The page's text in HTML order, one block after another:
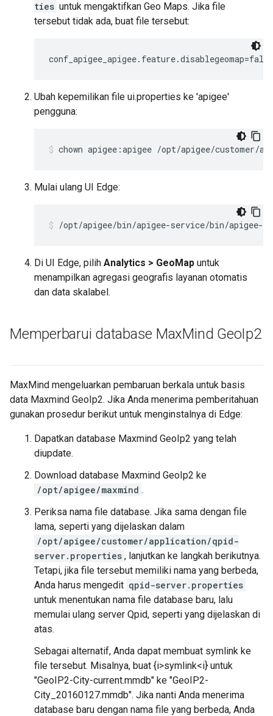
ties untuk mengaktifkan Geo Maps. Jika file
tersebut tidak ada, buat file tersebut:
conf_apigee_apigee.feature.disablegeomap=false
Ubah kepemilikan file ui.properties ke 'apigee'
pengguna:
chown apigee:apigee /opt/apigee/customer/
Mulai ulang UI Edge:
/opt/apigee/bin/apigee-service/bin/apigee-
Di UI Edge, pilih Analytics > GeoMap untuk
menampilkan agregasi geografis layanan otomatis
dan data skalabel.
Memperbarui database MaxMind GeoIp2
MaxMind mengeluarkan pembaruan berkala untuk basis
data Maxmind GeoIp2. Jika Anda menerima pemberitahuan
gunakan prosedur berikut untuk menginstalnya di Edge:
Dapatkan database Maxmind GeoIp2 yang telah
diupdate.
Download database Maxmind GeoIp2 ke
/opt/apigee/maxmind .
Periksa nama file database. Jika sama dengan file
lama, seperti yang dijelaskan dalam
/opt/apigee/customer/application/qpid-
server.properties , lanjutkan ke langkah berikutnya.
Tetapi, jika file tersebut memiliki nama yang berbeda,
Anda harus mengedit qpid-server.properties
untuk menentukan nama file database baru, lalu
memulai ulang server Qpid, seperti yang dijelaskan di
atas.
Sebagai alternatif, Anda dapat membuat symlink ke
file tersebut. Misalnya, buat {i>symlink<i} untuk
"GeoIP2-City-current.mmdb" ke "GeoIP2-
City_20160127.mmdb". Jika nanti Anda menerima
database baru dengan nama file yang berbeda, Anda